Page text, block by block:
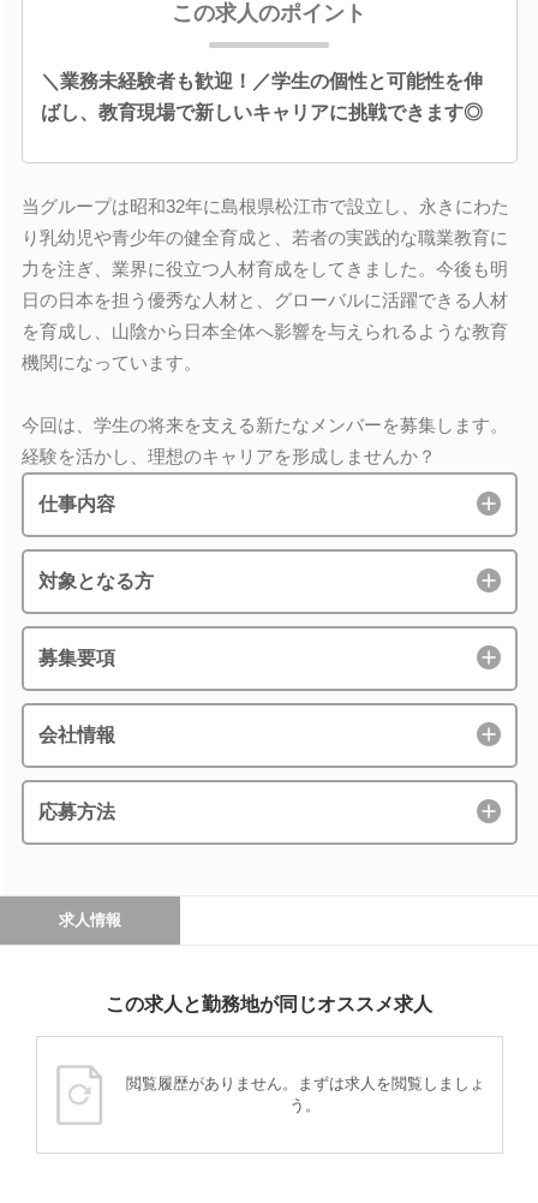
この求人のポイント
＼業務未経験者も歓迎！／学生の個性と可能性を伸
ばし、教育現場で新しいキャリアに挑戦できます◎
当グループは昭和32年に島根県松江市で設立し、永きにわた
り乳幼児や青少年の健全育成と、若者の実践的な職業教育に
力を注ぎ、業界に役立つ人材育成をしてきました。今後も明
日の日本を担う優秀な人材と、グローバルに活躍できる人材
を育成し、山陰から日本全体へ影響を与えられるような教育
機関になっています。
今回は、学生の将来を支える新たなメンバーを募集します。
経験を活かし、理想のキャリアを形成しませんか？
仕事内容
対象となる方
募集要項
会社情報
応募方法
求人情報
この求人と勤務地が同じオススメ求人
閲覧履歴がありません。まずは求人を閲覧しましょ
う。